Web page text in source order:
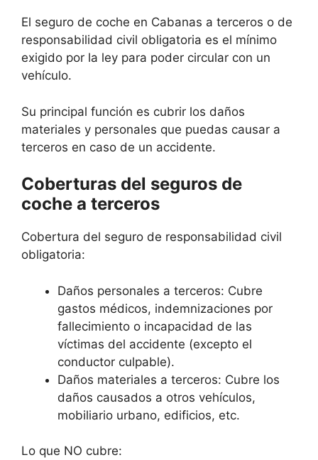
El seguro de coche en Cabanas a terceros o de
responsabilidad civil obligatoria es el mínimo
exigido por la ley para poder circular con un
vehículo.
Su principal función es cubrir los daños
materiales y personales que puedas causar a
terceros en caso de un accidente.
Coberturas del seguros de
coche a terceros
Cobertura del seguro de responsabilidad civil
obligatoria:
Daños personales a terceros: Cubre
gastos médicos, indemnizaciones por
fallecimiento o incapacidad de las
víctimas del accidente (excepto el
conductor culpable).
Daños materiales a terceros: Cubre los
daños causados a otros vehículos,
mobiliario urbano, edificios, etc.
Lo que NO cubre: